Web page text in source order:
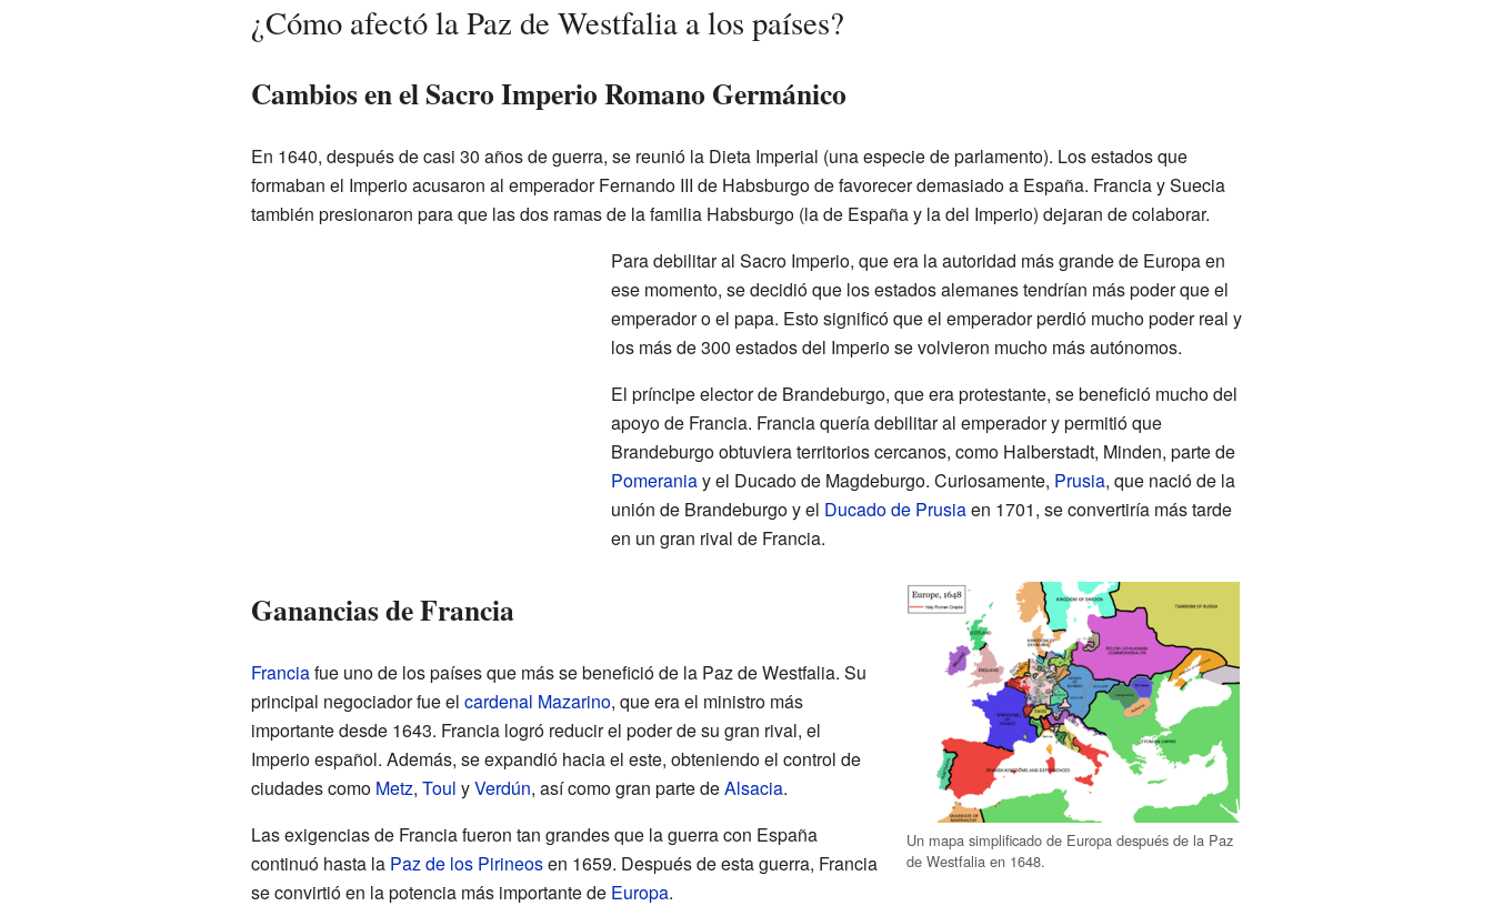
¿Cómo afectó la Paz de Westfalia a los países?
Cambios en el Sacro Imperio Romano Germánico
En 1640, después de casi 30 años de guerra, se reunió la Dieta Imperial (una especie de parlamento). Los estados que
formaban el Imperio acusaron al emperador Fernando III de Habsburgo de favorecer demasiado a España. Francia y Suecia
también presionaron para que las dos ramas de la familia Habsburgo (la de España y la del Imperio) dejaran de colaborar.
Para debilitar al Sacro Imperio, que era la autoridad más grande de Europa en
ese momento, se decidió que los estados alemanes tendrían más poder que el
emperador o el papa. Esto significó que el emperador perdió mucho poder real y
los más de 300 estados del Imperio se volvieron mucho más autónomos.
El príncipe elector de Brandeburgo, que era protestante, se benefició mucho del
apoyo de Francia. Francia quería debilitar al emperador y permitió que
Brandeburgo obtuviera territorios cercanos, como Halberstadt, Minden, parte de
Pomeraniay el Ducado de Magdeburgo. Curiosamente, Prusia, que nació de la
unión de Brandeburgo y el Ducado de Prusiaen 1701, se convertiría más tarde
en un gran rival de Francia.
Un mapa simplificado de Europa después de la Paz
de Westfalia en 1648.
Ganancias de Francia
Franciafue uno de los países que más se benefició de la Paz de Westfalia. Su
principal negociador fue el cardenal Mazarino, que era el ministro más
importante desde 1643. Francia logró reducir el poder de su gran rival, el
Imperio español. Además, se expandió hacia el este, obteniendo el control de
ciudades como Metz, Toul yVerdún, así como gran parte deAlsacia.
Las exigencias de Francia fueron tan grandes que la guerra con España
continuó hasta la Paz de los Pirineosen 1659. Después de esta guerra, Francia
se convirtió en la potencia más importante de Europa.